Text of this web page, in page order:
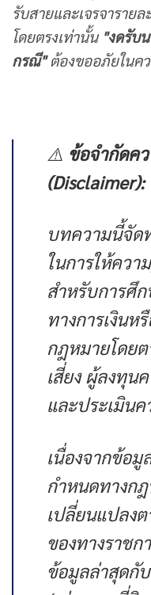
รับสายและเจรจาราย
โดยตรงเท่านั้น "งดรับ
กรณี" ต้องขออภัยในค
⚠️ ข้อจำกัดค
(Disclaimer):
บทความนี้จัด
ในการให้คว
สำหรับการศึ
ทางการเงินห
กฎหมายโดย
เสี่ยง ผู้ลงทุน
และประเมินค
เนื่องจากข้อมู
กำหนดทางก
เปลี่ยนแปลงต
ของทางราช
ข้อมูลล่าสุดกั